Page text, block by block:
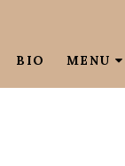
BIO MENU